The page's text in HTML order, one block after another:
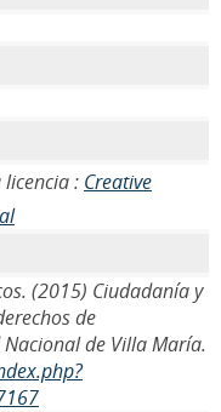
: Creative
(2015) Ciudadanía y
de
de Villa María.